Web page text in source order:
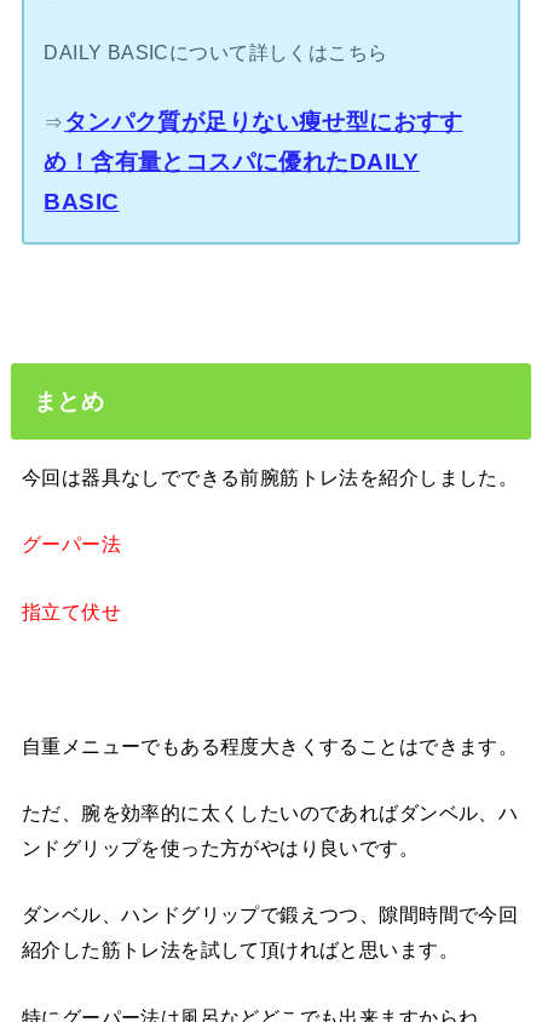
DAILY BASICについて詳しくはこちら
⇒ タンパク質が足りない痩せ型におすす
め！含有量とコスパに優れたDAILY
BASIC
まとめ
今回は器具なしでできる前腕筋トレ法を紹介しました。
グーパー法
指立て伏せ
自重メニューでもある程度大きくすることはできます。
ただ、腕を効率的に太くしたいのであればダンベル、ハ
ンドグリップを使った方がやはり良いです。
ダンベル、ハンドグリップで鍛えつつ、隙間時間で今回
紹介した筋トレ法を試して頂ければと思います。
特にグーパー法は風呂などどこでも出来ますからね。